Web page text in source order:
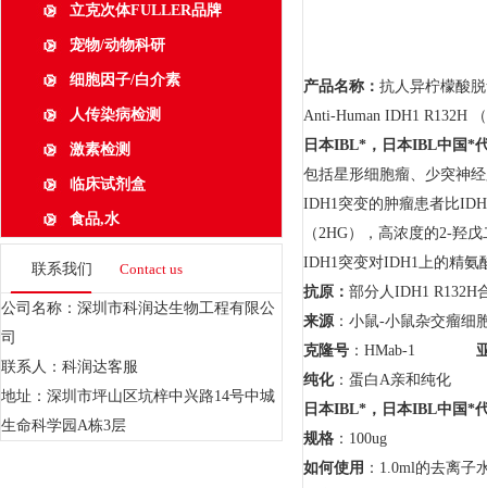
立克次体FULLER品牌
宠物/动物科研
细胞因子/白介素
人传染病检测
激素检测
临床试剂盒
食品,水
联系我们 Contact us
公司名称：深圳市科润达生物工程有限公
司
联系人：科润达客服
地址：深圳市坪山区坑梓中兴路14号中城
生命科学园A栋3层
产品名称： 抗人异柠檬酸
Anti-Human IDH1 R132H
日本IBL*，日本IBL中国*
包括星形细胞瘤、少突神
IDH1突变的肿瘤患者比
（2HG），高浓度的2-羟
IDH1突变对IDH1上的精氨
抗原： 部分人IDH1 R132H
来源：小鼠-小鼠杂交瘤细
克隆号 ：HMab-1
纯化：蛋白A亲和纯化
日本IBL*，日本IBL中国*
规格 ：100ug
如何使用 ：1.0ml的去离子